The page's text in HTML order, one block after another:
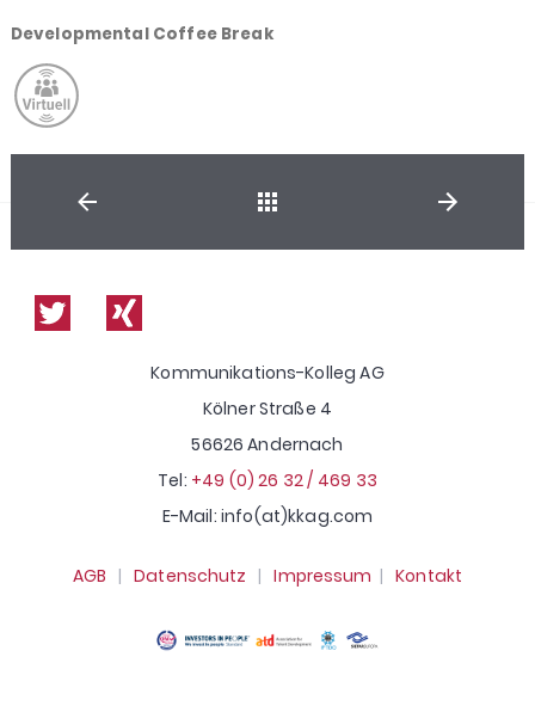
Developmental Coffee Break
Kommunikations-Kolleg AG
Kölner Straße 4
56626 Andernach
Tel: +49 (0) 26 32 / 469 33
E-Mail: info(at)kkag.com
AGB |Datenschutz |Impressum |Kontakt